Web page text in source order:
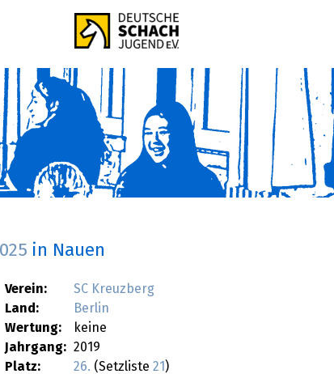
in Nauen
Verein:
SC Kreuzberg
Land:
Berlin
Wertung:
keine
Jahrgang: 2019
Platz:
26. (Setzliste 21 )